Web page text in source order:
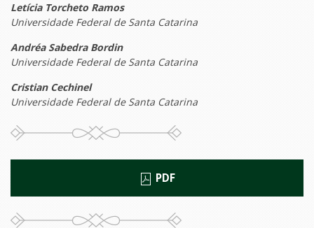
Letícia Torcheto Ramos
Universidade Federal de Santa Catarina
Andréa Sabedra Bordin
Universidade Federal de Santa Catarina
Cristian Cechinel
Universidade Federal de Santa Catarina
PDF